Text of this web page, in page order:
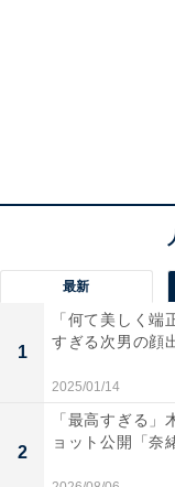
最新
1
「何て美しく
すぎる次男の顔
2025/01/14
2
「最高すぎる
ョット公開「奈